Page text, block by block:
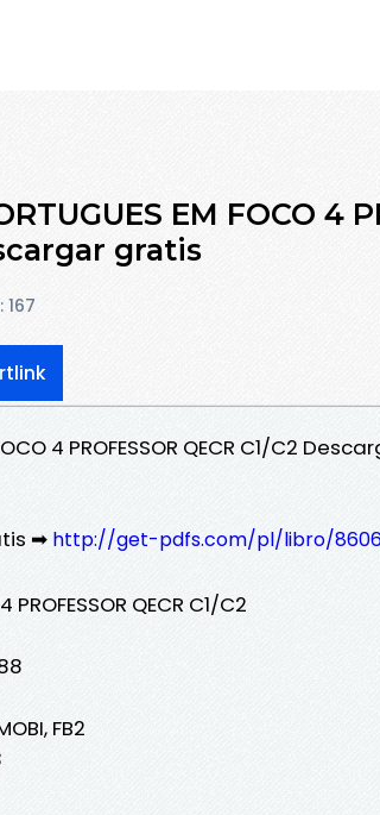
EM FOCO 4
gratis
167
4 PROFESSOR QECR C1/C2
➡ http://get-pdfs.com/pl/libro/
PROFESSOR QECR C1/C2
FB2